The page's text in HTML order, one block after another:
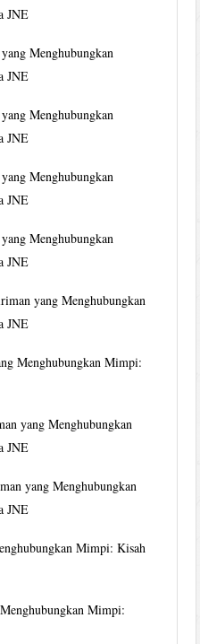
JNE
Menghubungkan
JNE
Menghubungkan
JNE
Menghubungkan
JNE
Menghubungkan
JNE
yang Menghubungkan
JNE
Menghubungkan Mimpi:
yang Menghubungkan
JNE
yang Menghubungkan
JNE
Mimpi: Kisah
Mimpi: